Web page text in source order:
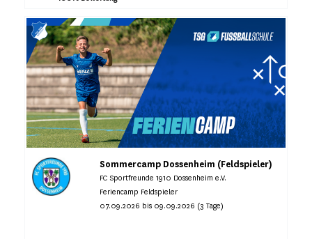
Sommercamp Dossenheim (Feldspieler)
FC Sportfreunde 1910 Dossenheim e.V.
Feriencamp Feldspieler
07.09.2026 bis 09.09.2026 (3 Tage)